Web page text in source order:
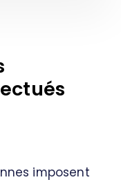
imposent